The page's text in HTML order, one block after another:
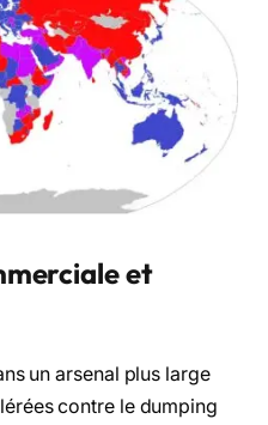
et
un arsenal plus large
contre le dumping